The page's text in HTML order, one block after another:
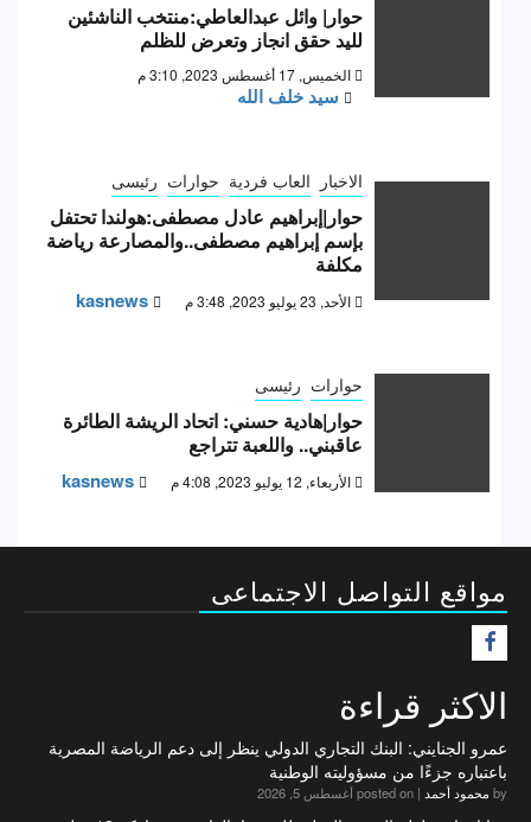
حوار| وائل عبدالعاطي:منتخب الناشئين
لليد حقق انجاز وتعرض للظلم
الخميس, 17 أغسطس 2023, 3:10 م
سيد خلف الله
الاخبار العاب فردية حوارات رئيسى
حوار|إبراهيم عادل مصطفى:هولندا تحتفل
بإسم إبراهيم مصطفى..والمصارعة رياضة
مكلفة
الأحد, 23 يوليو 2023, 3:48 م kasnews
حوارات رئيسى
حوار|هادية حسني: اتحاد الريشة الطائرة
عاقبني.. واللعبة تتراجع
الأربعاء, 12 يوليو 2023, 4:08 م kasnews
مواقع التواصل الاجتماعى
الاكثر قراءة
عمرو الجنايني: البنك التجاري الدولي ينظر إلى دعم الرياضة المصرية
باعتباره جزءًا من مسؤوليته الوطنية
by محمود أحمد | posted on أغسطس 5, 2026